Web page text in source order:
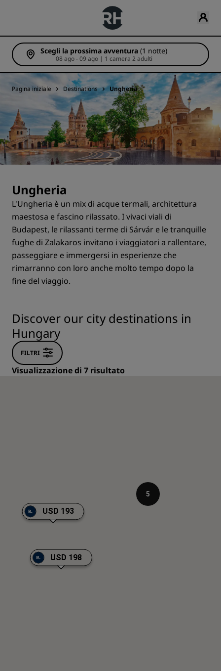
Scegli la prossima avventura (1 notte)
08 ago - 09 ago | 1 camera 2 adulti
Pagina iniziale Destinations Ungheria
Ungheria
L'Ungheria è un mix di acque termali, architettura
maestosa e fascino rilassato. I vivaci viali di
Budapest, le rilassanti terme di Sárvár e le tranquille
fughe di Zalakaros invitano i viaggiatori a rallentare,
passeggiare e immergersi in esperienze che
rimarranno con loro anche molto tempo dopo la
fine del viaggio.
Discover our city destinations in
Hungary
FILTRI
Visualizzazione di 7 risultato
5
USD 198
USD 193